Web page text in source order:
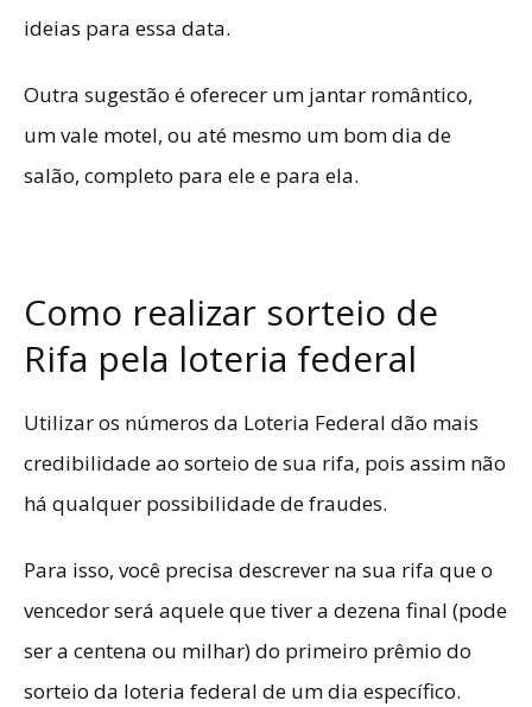
ideias para essa data.
Outra sugestão é oferecer um jantar romântico,
um vale motel, ou até mesmo um bom dia de
salão, completo para ele e para ela.
Como realizar sorteio de
Rifa pela loteria federal
Utilizar os números da Loteria Federal dão mais
credibilidade ao sorteio de sua rifa, pois assim não
há qualquer possibilidade de fraudes.
Para isso, você precisa descrever na sua rifa que o
vencedor será aquele que tiver a dezena final (pode
ser a centena ou milhar) do primeiro prêmio do
sorteio da loteria federal de um dia específico.